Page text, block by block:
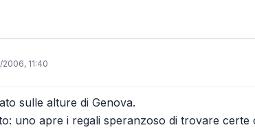
2006, 11:40
sulle alture di Genova.
uno apre i regali speranzoso di trovare